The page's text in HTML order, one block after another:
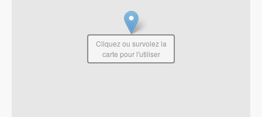
Cliquez ou survolez la
carte pour l'utiliser